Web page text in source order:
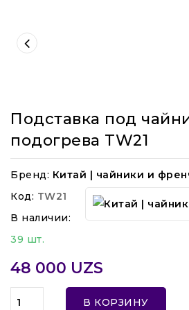
Подставка под
подогрева TW21
Бренд: Китай | чайники и
Код: TW21
В наличии:
39 шт.
48 000 UZS
В КОРЗИНУ